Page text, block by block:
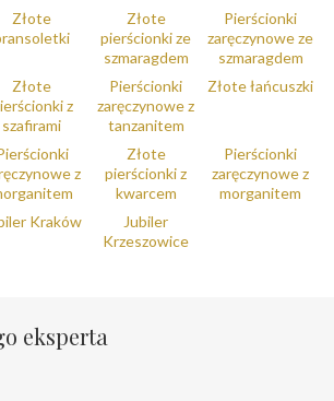
Złote
Złote
pierścionki ze
szmaragdem
Pierścionki
zaręczynowe ze
szmaragdem
Złote
z
szafirami
Pierścionki
zaręczynowe z
tanzanitem
Złote łańcuszki
z
Złote
pierścionki z
kwarcem
Pierścionki
zaręczynowe z
morganitem
Kraków
Jubiler
Krzeszowice
eksperta